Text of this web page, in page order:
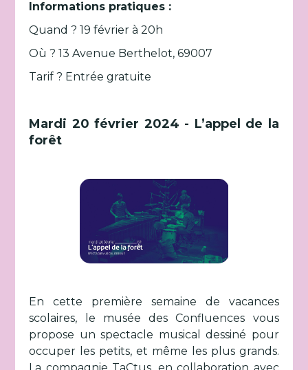
Informations pratiques :
Quand ? 19 février à 20h
Où ? 13 Avenue Berthelot, 69007
Tarif ? Entrée gratuite
Mardi 20 février 2024 - L’appel de la
forêt
En cette première semaine de vacances
scolaires, le musée des Confluences vous
propose un spectacle musical dessiné pour
occuper les petits, et même les plus grands.